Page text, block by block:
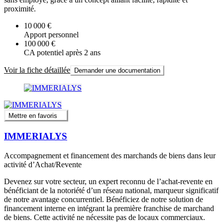
proximité.
10 000 €
Apport personnel
100 000 €
CA potentiel après 2 ans
Voir la fiche détaillée Demander une documentation
Mettre en favoris
IMMERIALYS
Accompagnement et financement des marchands de biens dans leur
activité d’Achat/Revente
Devenez sur votre secteur, un expert reconnu de l’achat-revente en
bénéficiant de la notoriété d’un réseau national, marqueur significatif
de notre avantage concurrentiel. Bénéficiez de notre solution de
financement interne en intégrant la première franchise de marchand
de biens. Cette activité ne nécessite pas de locaux commerciaux.